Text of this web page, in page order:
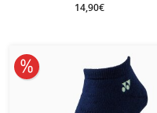
14,90€
10% reduziert